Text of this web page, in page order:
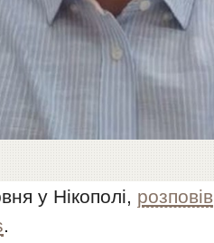
у Нікополі, розповів
.